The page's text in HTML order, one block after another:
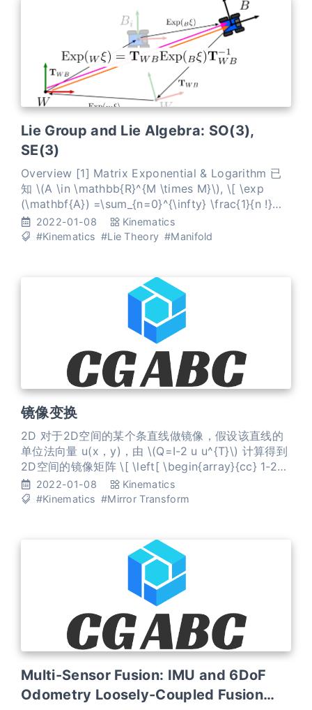
Lie Group and Lie Algebra: SO(3),
SE(3)
Overview [1] Matrix Exponential & Logarithm 已
知 \(A \in \mathbb{R}^{M \times M}\), \[ \exp
(\mathbf{A}) =\sum_{n=0}^{\infty} \frac{1}{n !}
\mathbf{A}^{n} =\mathbf{1}+\mathbf{A}+\frac{1}
{2 !} \ma
2022-01-08
Kinematics
#Kinematics #Lie Theory #Manifold
镜像变换
2D 对于2D空间的某个条直线做镜像，假设该直线的
单位法向量 u(x，y)，由 \(Q=I-2 u u^{T}\) 计算得到
2D空间的镜像矩阵 \[ \left[ \begin{array}{cc} 1-2
n_{x}{ }^{2} & -2 n_{x} n_{y} \\ -2 n_{x} n_{y} & 1-2
n_{y}{ }^{2} \end
2022-01-08
Kinematics
#Kinematics #Mirror Transform
Multi-Sensor Fusion: IMU and 6DoF
Odometry Loosely-Coupled Fusion